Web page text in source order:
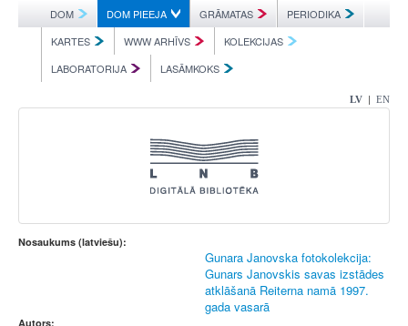
DOM DOM PIEEJA GRĀMATAS
PERIODIKA
KARTES
WWW ARHĪVS
KOLEKCIJAS
LABORATORIJA
LASĀMKOKS
LV | EN
Nosaukums (latviešu):
Gunara Janovska fotokolekcija:
Gunars Janovskis savas izstādes
atklāšanā Reiterna namā 1997.
gada vasarā
Autors: